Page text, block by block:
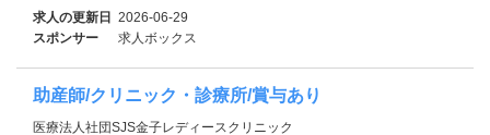
求人の更新日 2026-06-29
スポンサー
求人ボックス
助産師/クリニック・診療所/賞与あり
医療法人社団SJS金子レディースクリニック